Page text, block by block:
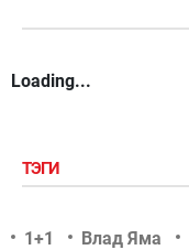
Loading...
ТЭГИ
1+1 Влад Яма